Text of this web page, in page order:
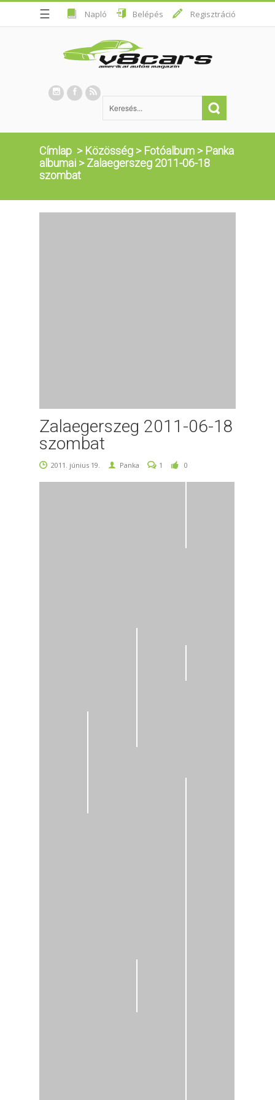
☰ Napló Belépés Regisztráció
Címlap > Közösség > Fotóalbum > Panka
albumai >Zalaegerszeg 2011-06-18
szombat
Zalaegerszeg 2011-06-18
szombat
2011. június 19. Panka 1 0